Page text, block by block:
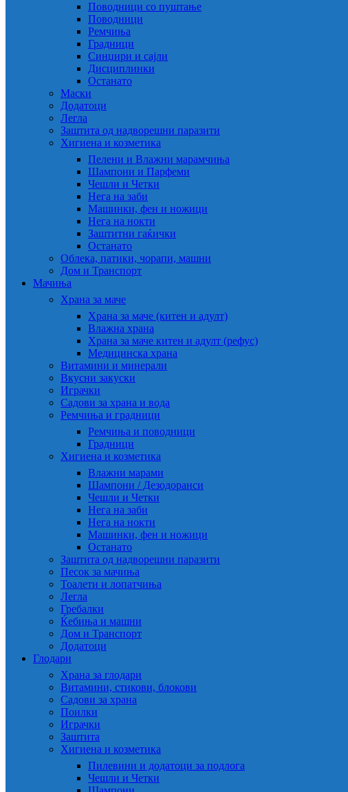
Поводници со пуштање
Поводници
Ремчиња
Градници
Синџири и сајли
Дисциплинки
Останато
Маски
Додатоци
Легла
Заштита од надворешни паразити
Хигиена и козметика
Пелени и Влажни марамчиња
Шампони и Парфеми
Чешли и Четки
Нега на заби
Машинки, фен и ножици
Нега на нокти
Заштитни гаќички
Останато
Облека, патики, чорапи, машни
Дом и Транспорт
Мачиња
Храна за маче
Храна за маче (китен и адулт)
Влажна храна
Храна за маче китен и адулт (рефус)
Медицинска храна
Витамини и минерали
Вкусни закуски
Играчки
Садови за храна и вода
Ремчиња и градници
Ремчиња и поводници
Градници
Хигиена и козметика
Влажни марами
Шампони / Дезодоранси
Чешли и Четки
Нега на заби
Нега на нокти
Машинки, фен и ножици
Останато
Заштита од надворешни паразити
Песок за мачиња
Тоалети и лопатчиња
Легла
Гребалки
Ќебиња и машни
Дом и Транспорт
Додатоци
Глодари
Храна за глодари
Витамини, стикови, блокови
Садови за храна
Поилки
Играчки
Заштита
Хигиена и козметика
Пилевини и додатоци за подлога
Чешли и Четки